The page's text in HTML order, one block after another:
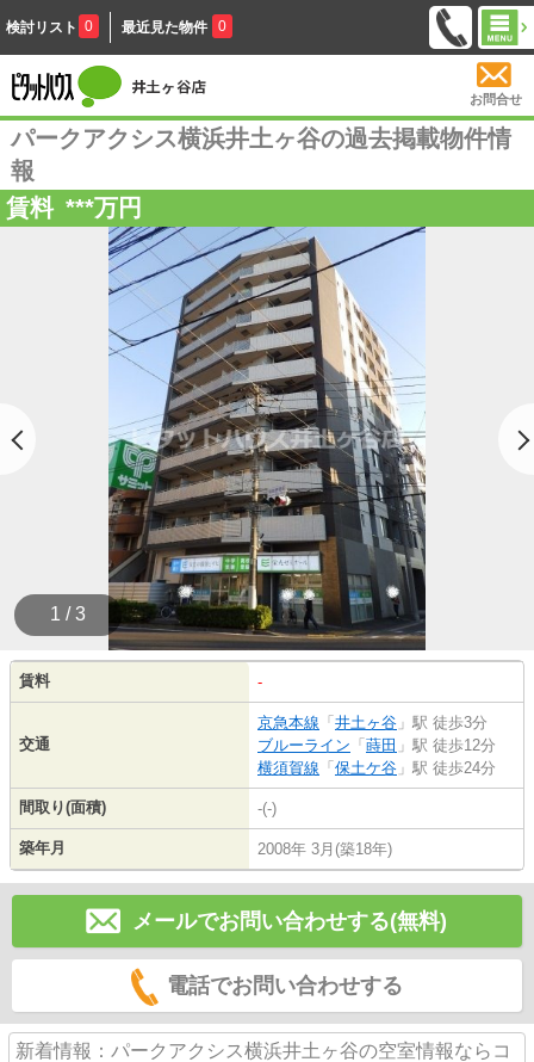
検討リスト 0 最近見た物件 0
お問合せ
パークアクシス横浜井土ヶ谷の過去掲載物件情
報
賃料 ***万円
1 / 3
賃料 -
交通
京急本線 「 井土ヶ谷 」駅 徒歩3分
ブルーライン 「 蒔田 」駅 徒歩12分
横須賀線 「 保土ケ谷 」駅 徒歩24分
間取り(面積) -(-)
築年月 2008年 3月(築18年)
メールでお問い合わせする(無料)
電話でお問い合わせする
新着情報：パークアクシス横浜井土ヶ谷の空室情報ならコ